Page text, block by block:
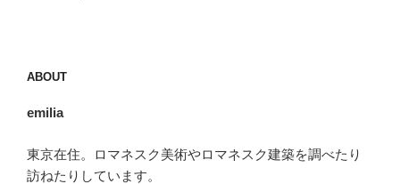
シ
ョ
ABOUT
emilia
東京在住。ロマネスク美術やロマネスク建築を調べたり
訪ねたりしています。